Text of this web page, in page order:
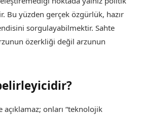
Bu yüzden gerçek özgürlük, hazır
sorgulayabilmektir. Sahte
özerkliği değil arzunun
onları “teknolojik